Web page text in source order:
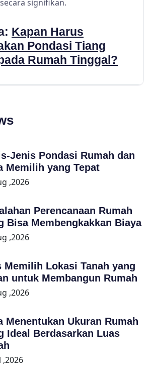
signifikan.
Kapan Harus
Pondasi Tiang
Rumah Tinggal?
Jenis Pondasi Rumah dan
Memilih yang Tepat
,2026
Perencanaan Rumah
Bisa Membengkakkan Biaya
,2026
Memilih Lokasi Tanah yang
untuk Membangun Rumah
,2026
Menentukan Ukuran Rumah
Ideal Berdasarkan Luas
,2026